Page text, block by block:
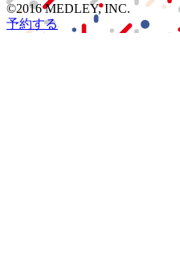
©2016 MEDLEY, INC.
予約する